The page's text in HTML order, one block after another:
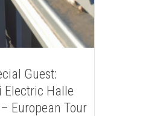
Guest:
Halle
European Tour